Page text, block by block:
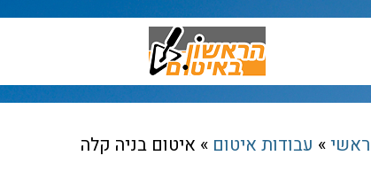
ראשי» עבודות איטום » איטום בניה קלה